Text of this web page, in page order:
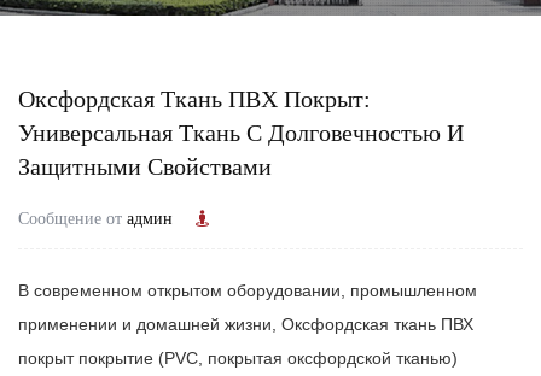
Оксфордская Ткань ПВХ Покрыт:
Универсальная Ткань С Долговечностью И
Защитными Свойствами
Сообщение от админ
В современном открытом оборудовании, промышленном
применении и домашней жизни, Оксфордская ткань ПВХ
покрыт покрытие (PVC, покрытая оксфордской тканью)